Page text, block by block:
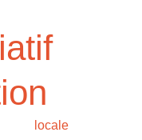
locale